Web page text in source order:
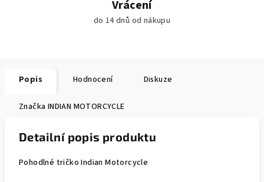
Vrácení
do 14 dnů od nákupu
Popis Hodnocení Diskuze
Značka INDIAN MOTORCYCLE
Detailní popis produktu
Pohodlné tričko Indian Motorcycle